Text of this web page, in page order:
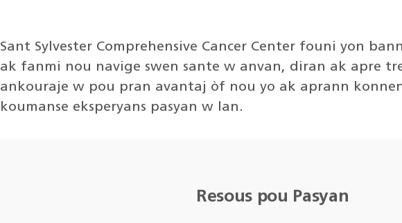
Sant Sylvester Comprehensive Cancer Center founi yon
ak fanmi nou navige swen sante w anvan, diran ak apre
ankouraje w pou pran avantaj òf nou yo ak aprann
koumanse eksperyans pasyan w lan.
Resous pou Pasyan